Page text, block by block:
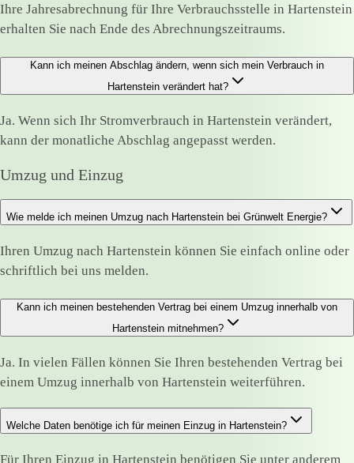
Ihre Jahresabrechnung für Ihre Verbrauchsstelle in Hartenstein
erhalten Sie nach Ende des Abrechnungszeitraums.
Kann ich meinen Abschlag ändern, wenn sich mein Verbrauch in
Hartenstein verändert hat?
Ja. Wenn sich Ihr Stromverbrauch in Hartenstein verändert,
kann der monatliche Abschlag angepasst werden.
Umzug und Einzug
Wie melde ich meinen Umzug nach Hartenstein bei Grünwelt Energie?
Ihren Umzug nach Hartenstein können Sie einfach online oder
schriftlich bei uns melden.
Kann ich meinen bestehenden Vertrag bei einem Umzug innerhalb von
Hartenstein mitnehmen?
Ja. In vielen Fällen können Sie Ihren bestehenden Vertrag bei
einem Umzug innerhalb von Hartenstein weiterführen.
Welche Daten benötige ich für meinen Einzug in Hartenstein?
Für Ihren Einzug in Hartenstein benötigen Sie unter anderem